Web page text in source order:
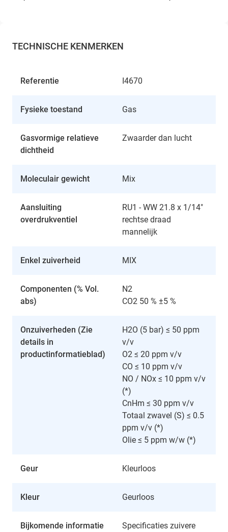
TECHNISCHE KENMERKEN
Referentie I4670
Fysieke toestand Gas
Gasvormige relatieve
dichtheid
Zwaarder dan lucht
Moleculair gewicht Mix
Aansluiting
overdrukventiel
RU1 - WW 21.8 x 1/14"
rechtse draad
mannelijk
Enkel zuiverheid MIX
Componenten (% Vol.
abs)
N2
CO2 50 % ±5 %
Onzuiverheden (Zie
details in
productinformatieblad)
H2O (5 bar) ≤ 50 ppm
v/v
O2 ≤ 20 ppm v/v
CO ≤ 10 ppm v/v
NO / NOx ≤ 10 ppm v/v
(*)
CnHm ≤ 30 ppm v/v
Totaal zwavel (S) ≤ 0.5
ppm v/v (*)
Olie ≤ 5 ppm w/w (*)
Geur Kleurloos
Kleur Geurloos
Bijkomende informatie Specificaties zuivere